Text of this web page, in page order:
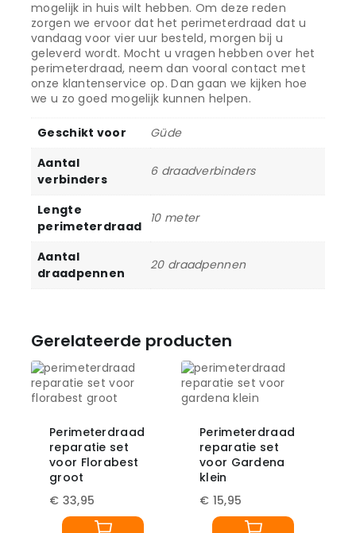
mogelijk in huis wilt hebben. Om deze reden
zorgen we ervoor dat het perimeterdraad dat u
vandaag voor vier uur besteld, morgen bij u
geleverd wordt. Mocht u vragen hebben over het
perimeterdraad, neem dan vooral contact met
onze klantenservice op. Dan gaan we kijken hoe
we u zo goed mogelijk kunnen helpen.
Geschikt voor
Güde
Aantal
verbinders
6 draadverbinders
Lengte
perimeterdraad
10 meter
Aantal
draadpennen
20 draadpennen
Gerelateerde producten
Perimeterdraad
reparatie set
voor Florabest
groot
€ 33,95
Perimeterdraad
reparatie set
voor Gardena
klein
€ 15,95